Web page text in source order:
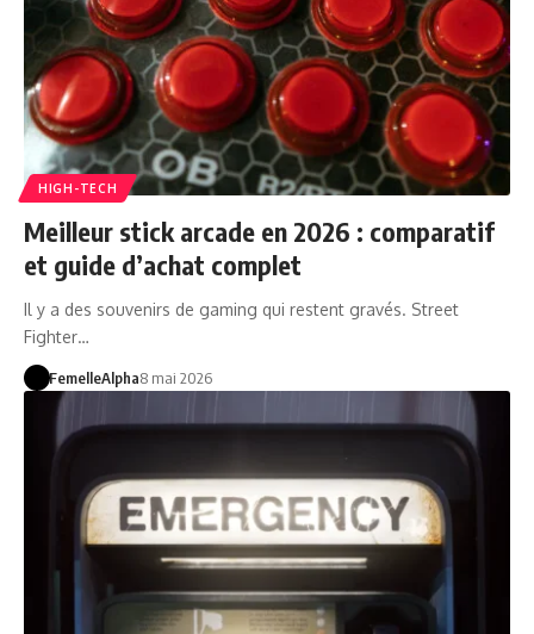
HIGH-TECH
Meilleur stick arcade en 2026 : comparatif
et guide d’achat complet
Il y a des souvenirs de gaming qui restent gravés. Street
Fighter…
FemelleAlpha8 mai 2026